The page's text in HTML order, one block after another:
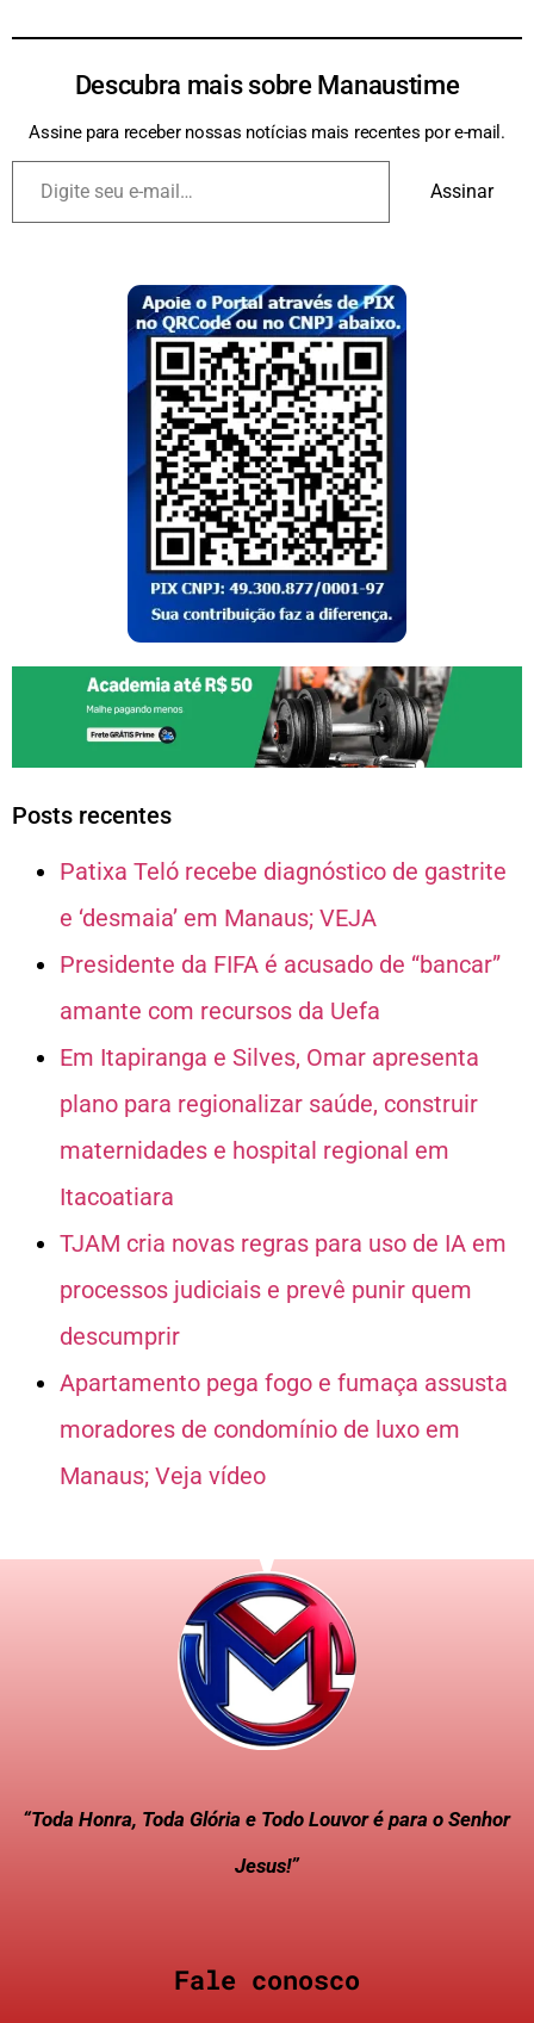
Descubra mais sobre Manaustime
Assine para receber nossas notícias mais recentes por e-mail.
Assinar
Posts recentes
Patixa Teló recebe diagnóstico de gastrite
e ‘desmaia’ em Manaus; VEJA
Presidente da FIFA é acusado de “bancar”
amante com recursos da Uefa
Em Itapiranga e Silves, Omar apresenta
plano para regionalizar saúde, construir
maternidades e hospital regional em
Itacoatiara
TJAM cria novas regras para uso de IA em
processos judiciais e prevê punir quem
descumprir
Apartamento pega fogo e fumaça assusta
moradores de condomínio de luxo em
Manaus; Veja vídeo
“Toda Honra, Toda Glória e Todo Louvor é para o Senhor
Jesus!”
Fale conosco